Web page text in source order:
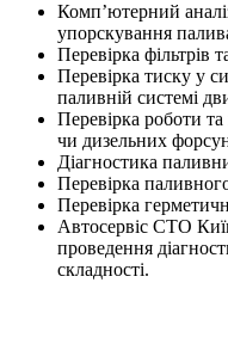
Комп’ютерний
упорскування
Перевірка фільтрів
Перевірка тиску у
паливній системі
Перевірка роботи
чи дизельних
Діагностика
Перевірка
Перевірка
Автосервіс СТО
проведення
складності.